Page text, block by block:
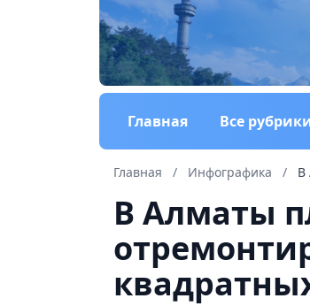
Главная Все
Главная / Инфографика / В
В Алматы